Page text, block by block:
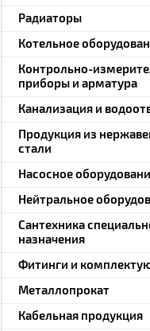
Радиаторы
Котельное
Контрольно-
приборы и арматура
Канализация и
Продукция из
стали
Насосное
Нейтральное
Сантехника
назначения
Фитинги и
Металлопрокат
Кабельная продукция